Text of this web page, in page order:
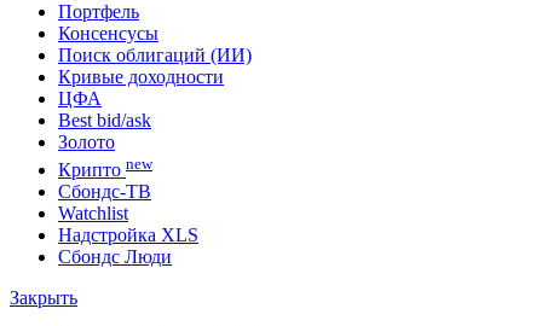
Портфель
Консенсусы
Поиск облигаций (ИИ)
Кривые доходности
ЦФА
Best bid/ask
Золото
Крипто new
Сбондс-ТВ
Watchlist
Надстройка XLS
Сбондс Люди
Закрыть